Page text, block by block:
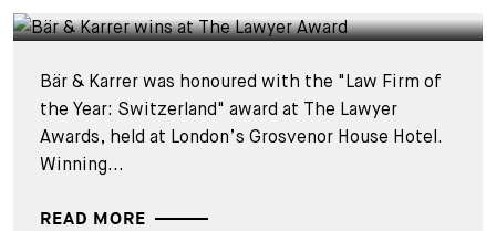
Bär & Karrer was honoured with the "Law Firm of
the Year: Switzerland" award at The Lawyer
Awards, held at London’s Grosvenor House Hotel.
Winning...
READ MORE